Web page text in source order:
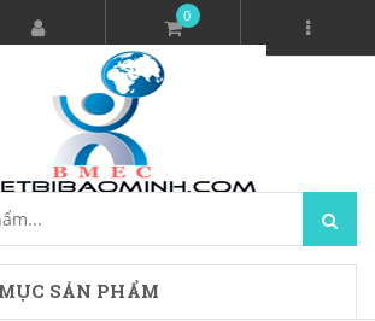
0
SẢN PHẨM